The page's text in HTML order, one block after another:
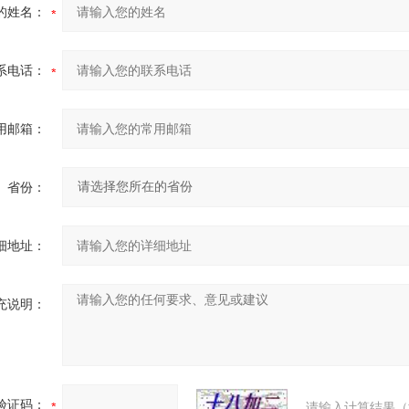
姓名：
电话：
邮箱：
省份：
地址：
说明：
证码：